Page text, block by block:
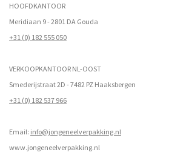
HOOFDKANTOOR
Meridiaan 9 - 2801 DA Gouda
+31 (0) 182 555 050
VERKOOPKANTOOR NL-OOST
Smederijstraat 2D - 7482 PZ Haaksbergen
+31 (0) 182 537 966
Email: info@jongeneelverpakking.nl
www.jongeneelverpakking.nl